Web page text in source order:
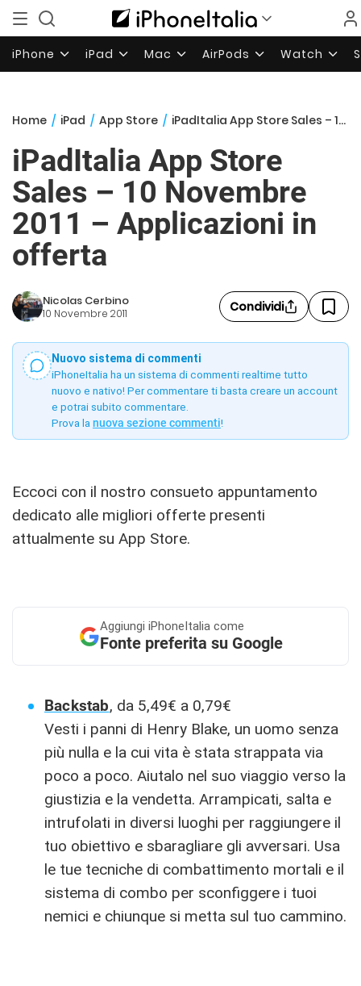
iPhone iPad Mac AirPods Watch
Home / iPad / App Store / iPadItalia App Store Sales – 10 Novembre 2011 – Applicazioni in offerta
iPadItalia App Store
Sales – 10 Novembre
2011 – Applicazioni in
offerta
Nicolas Cerbino
10 Novembre 2011 Condividi
Nuovo sistema di commenti
iPhoneItalia ha un sistema di commenti realtime tutto
nuovo e nativo! Per commentare ti basta creare un account
e potrai subito commentare.
Prova la nuova sezione commenti!
Eccoci con il nostro consueto appuntamento
dedicato alle migliori offerte presenti
attualmente su App Store.
Aggiungi iPhoneItalia come
Fonte preferita su Google
Backstab, da 5,49€ a 0,79€
Vesti i panni di Henry Blake, un uomo senza
più nulla e la cui vita è stata strappata via
poco a poco. Aiutalo nel suo viaggio verso la
giustizia e la vendetta. Arrampicati, salta e
intrufolati in diversi luoghi per raggiungere il
tuo obiettivo e sbaragliare gli avversari. Usa
le tue tecniche di combattimento mortali e il
sistema di combo per sconfiggere i tuoi
nemici e chiunque si metta sul tuo cammino.